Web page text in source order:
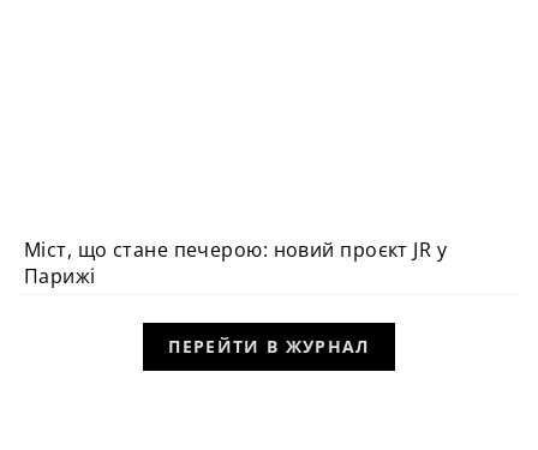
Міст, що стане печерою: новий проєкт JR у
Парижі
ПЕРЕЙТИ В ЖУРНАЛ